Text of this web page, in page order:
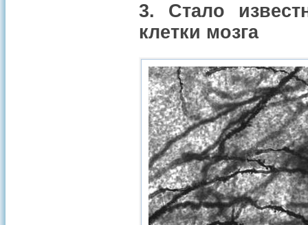
3. Стало
клетки мозга